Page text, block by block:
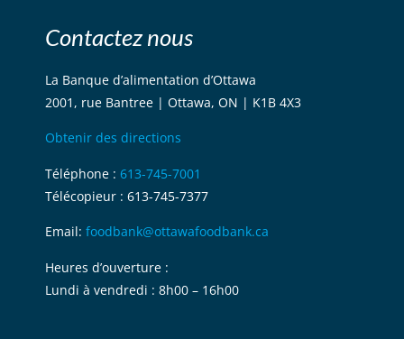
Contactez nous
La Banque d’alimentation d’Ottawa
2001, rue Bantree | Ottawa, ON | K1B 4X3
Obtenir des directions
Téléphone : 613-745-7001
Télécopieur : 613-745-7377
Email: foodbank@ottawafoodbank.ca
Heures d’ouverture :
Lundi à vendredi : 8h00 – 16h00